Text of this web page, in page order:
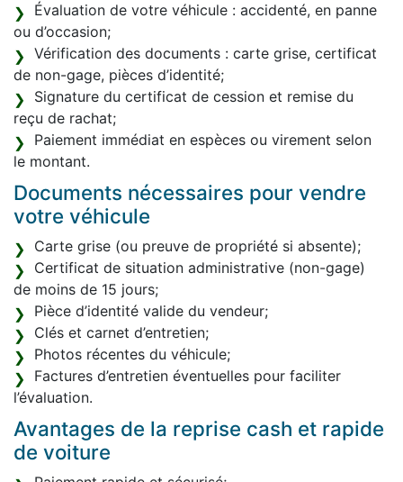
Évaluation de votre véhicule : accidenté, en panne
ou d’occasion;
Vérification des documents : carte grise, certificat
de non-gage, pièces d’identité;
Signature du certificat de cession et remise du
reçu de rachat;
Paiement immédiat en espèces ou virement selon
le montant.
Documents nécessaires pour vendre
votre véhicule
Carte grise (ou preuve de propriété si absente);
Certificat de situation administrative (non-gage)
de moins de 15 jours;
Pièce d’identité valide du vendeur;
Clés et carnet d’entretien;
Photos récentes du véhicule;
Factures d’entretien éventuelles pour faciliter
l’évaluation.
Avantages de la reprise cash et rapide
de voiture